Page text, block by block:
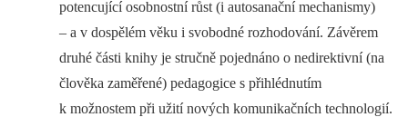
potencující osobnostní růst (i autosanační mechanismy)
–⁠ a v dospělém věku i svobodné rozhodování. Závěrem
druhé části knihy je stručně pojednáno o nedirektivní (na
člověka zaměřené) pedagogice s přihlédnutím
k možnostem při užití nových komunikačních technologií.